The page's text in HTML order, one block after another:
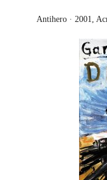
Antihero · 2001,